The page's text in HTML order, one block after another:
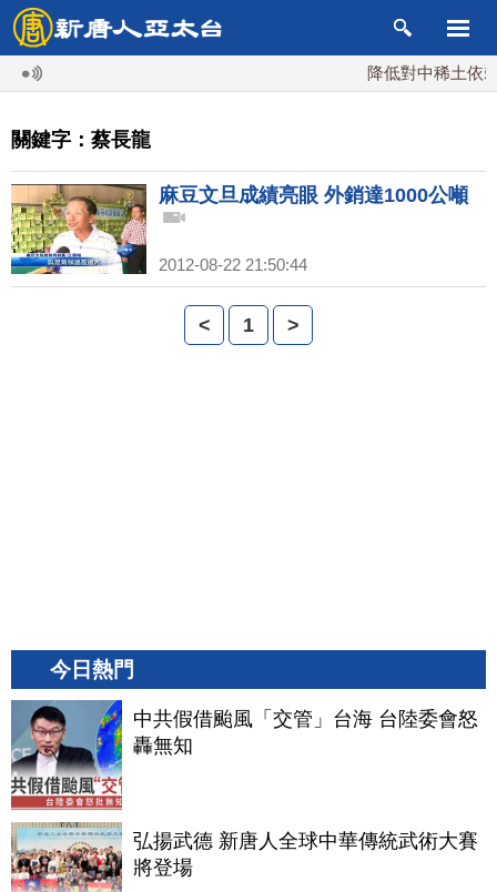
降低對中稀土依賴
關鍵字：蔡長龍
麻豆文旦成績亮眼 外銷達1000公噸
2012-08-22 21:50:44
< 1 >
今日熱門
中共假借颱風「交管」台海 台陸委會怒
轟無知
弘揚武德 新唐人全球中華傳統武術大賽
將登場